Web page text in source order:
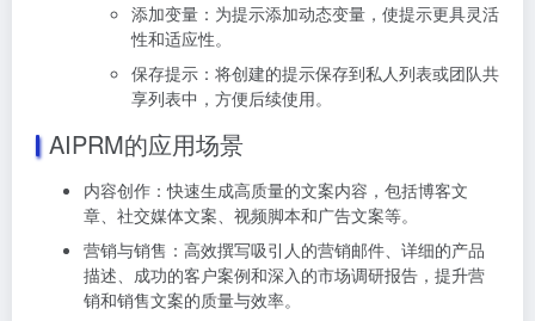
添加变量：为提示添加动态变量，使提示更具灵活
性和适应性。
保存提示：将创建的提示保存到私人列表或团队共
享列表中，方便后续使用。
AIPRM的应用场景
内容创作：快速生成高质量的文案内容，包括博客文
章、社交媒体文案、视频脚本和广告文案等。
营销与销售：高效撰写吸引人的营销邮件、详细的产品
描述、成功的客户案例和深入的市场调研报告，提升营
销和销售文案的质量与效率。